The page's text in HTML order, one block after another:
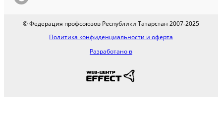
© Федерация профсоюзов Республики Татарстан 2007-2025
Политика конфиденциальности и оферта
Разработано в